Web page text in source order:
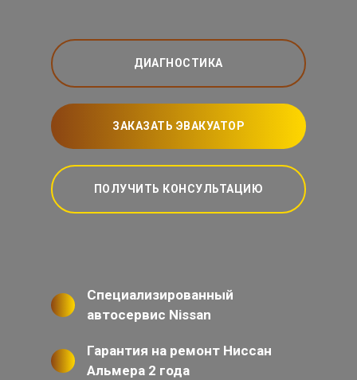
ДИАГНОСТИКА
ЗАКАЗАТЬ ЭВАКУАТОР
ПОЛУЧИТЬ КОНСУЛЬТАЦИЮ
Специализированный
автосервис Nissan
Гарантия на ремонт Ниссан
Альмера 2 года